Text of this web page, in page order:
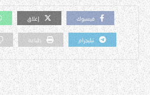
فيسبوك إغلاق
تيليجرام طباعة